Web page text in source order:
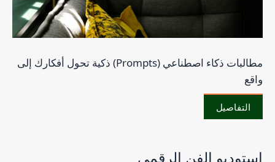
مطالبات ذكاء اصطناعي (Prompts) ذكية تحول أفكارك إلى
واقع
التفاصيل
استوديو الفن الرقمي